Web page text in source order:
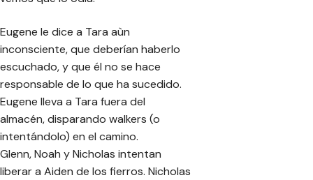
Eugene le dice a Tara aùn
inconsciente, que deberían haberlo
escuchado, y que él no se hace
responsable de lo que ha sucedido.
Eugene lleva a Tara fuera del
almacén, disparando walkers (o
intentándolo) en el camino.
Glenn, Noah y Nicholas intentan
liberar a Aiden de los fierros. Nicholas